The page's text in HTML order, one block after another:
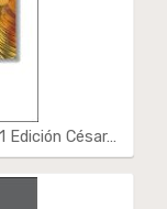
Edición César…